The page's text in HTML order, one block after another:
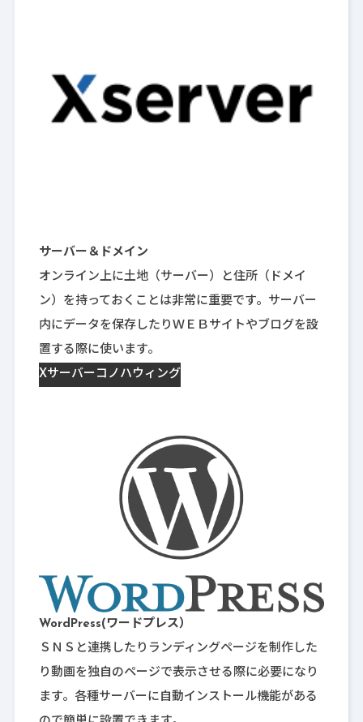
サーバー＆ドメイン
オンライン上に土地（サーバー）と住所（ドメイ
ン）を持っておくことは非常に重要です。サーバー
内にデータを保存したりＷＥＢサイトやブログを設
置する際に使います。
Xサーバー コノハウィング
WordPress(ワードプレス）
ＳＮＳと連携したりランディングページを制作した
り動画を独自のページで表示させる際に必要になり
ます。各種サーバーに自動インストール機能がある